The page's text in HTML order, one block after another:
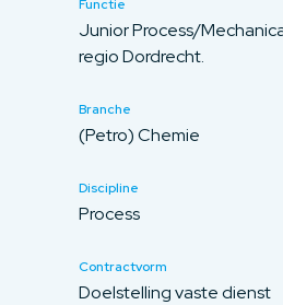
Functie
Junior Process/
regio Dordrecht.
Branche
(Petro) Chemie
Discipline
Process
Contractvorm
Doelstelling vaste dienst